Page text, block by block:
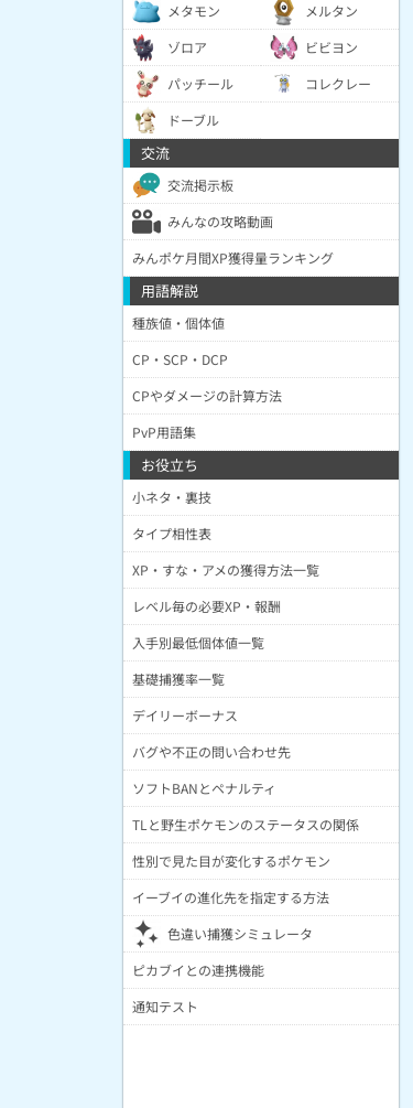
メタモン
メルタン
ゾロア
ビビヨン
パッチール
コレクレー
ドーブル
交流
交流掲示板
みんなの攻略動画
みんポケ月間XP獲得量ランキング
用語解説
種族値・個体値
CP・SCP・DCP
CPやダメージの計算方法
PvP用語集
お役立ち
小ネタ・裏技
タイプ相性表
XP・すな・アメの獲得方法一覧
レベル毎の必要XP・報酬
入手別最低個体値一覧
基礎捕獲率一覧
デイリーボーナス
バグや不正の問い合わせ先
ソフトBANとペナルティ
TLと野生ポケモンのステータスの関係
性別で見た目が変化するポケモン
イーブイの進化先を指定する方法
色違い捕獲シミュレータ
ピカブイとの連携機能
通知テスト